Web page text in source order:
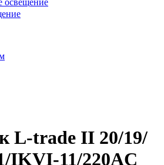
L-trade II 20/19/
IKVI-11/220AC